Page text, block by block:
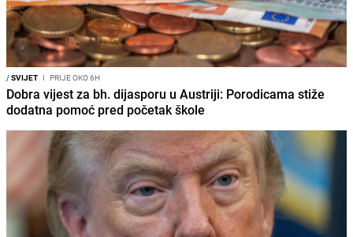
/SVIJET I PRIJE OKO 6H
Dobra vijest za bh. dijasporu u Austriji: Porodicama stiže
dodatna pomoć pred početak škole